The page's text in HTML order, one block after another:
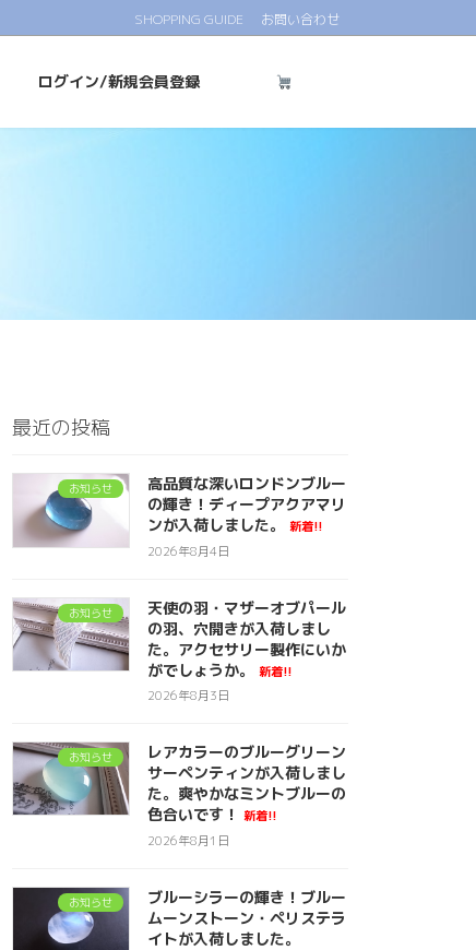
SHOPPING GUIDE お問い合わせ
ログイン/新規会員登録
最近の投稿
お知らせ
高品質な深いロンドンブルー
の輝き！ディープアクアマリ
ンが入荷しました。
新着!!
2026年8月4日
お知らせ
天使の羽・マザーオブパール
の羽、穴開きが入荷しまし
た。アクセサリー製作にいか
がでしょうか。
新着!!
2026年8月3日
お知らせ
レアカラーのブルーグリーン
サーペンティンが入荷しまし
た。爽やかなミントブルーの
色合いです！ 新着!!
2026年8月1日
お知らせ
ブルーシラーの輝き！ブルー
ムーンストーン・ペリステラ
イトが入荷しました。